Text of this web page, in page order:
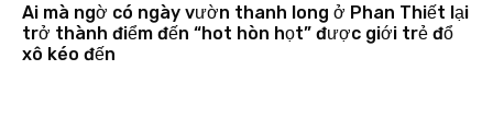
Ai mà ngờ có ngày vườn thanh long ở Phan Thiết lại
trở thành điểm đến “hot hòn họt” được giới trẻ đổ
xô kéo đến